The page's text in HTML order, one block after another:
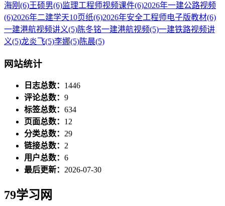
海刚 (6)王硕男(6)监理工程师视频课件(6)2026年一建公路视频
(6)2026年二建学天10页纸(6)2026年安全工程师电子版教材(6)
一建港航视频讲义(5)陈冬铭一建港航视频(5)一建铁路视频讲
义(5)龙炎飞(5)李娜(5)陈晨(5)
网站统计
日志总数： 1446
评论总数： 9
标签总数： 634
页面总数： 12
分类总数： 29
链接总数： 2
用户总数： 6
最后更新： 2026-07-30
79学习网